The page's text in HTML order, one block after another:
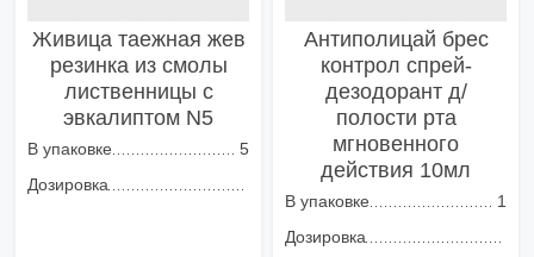
Живица таежная жев
резинка из смолы
лиственницы с
эвкалиптом N5
В упаковке
5
Дозировка
Антиполицай брес
контрол спрей-
дезодорант д/
полости рта
мгновенного
действия 10мл
В упаковке
1
Дозировка